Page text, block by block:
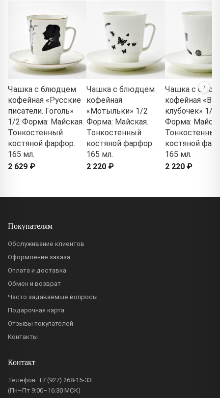
Чашка с блюдцем
кофейная «Русские
писатели. Гоголь»
1/2 Форма: Майская.
Тонкостенный
костяной фарфор.
165 мл.
2 629 ₽
Чашка с блюдцем
кофейная
«Мотыльки» 1/2
Форма: Майская.
Тонкостенный
костяной фарфор.
165 мл.
2 220 ₽
Чашка с
кофейная
клубочек» 1/2
Форма:
Тонкостенный
костяной
165 мл.
2 220 ₽
Покупателям
Обслуживание клиентов
Оформление заказа
Оплата и доставка
Обмен и возврат
Часто задаваемые вопросы
Подарочная карта
Отзывы покупателей
Контакты
Контакт
Телефон: +7 (927) 268-15-33
(Пн–Пт 9:00–16:30 МСК)